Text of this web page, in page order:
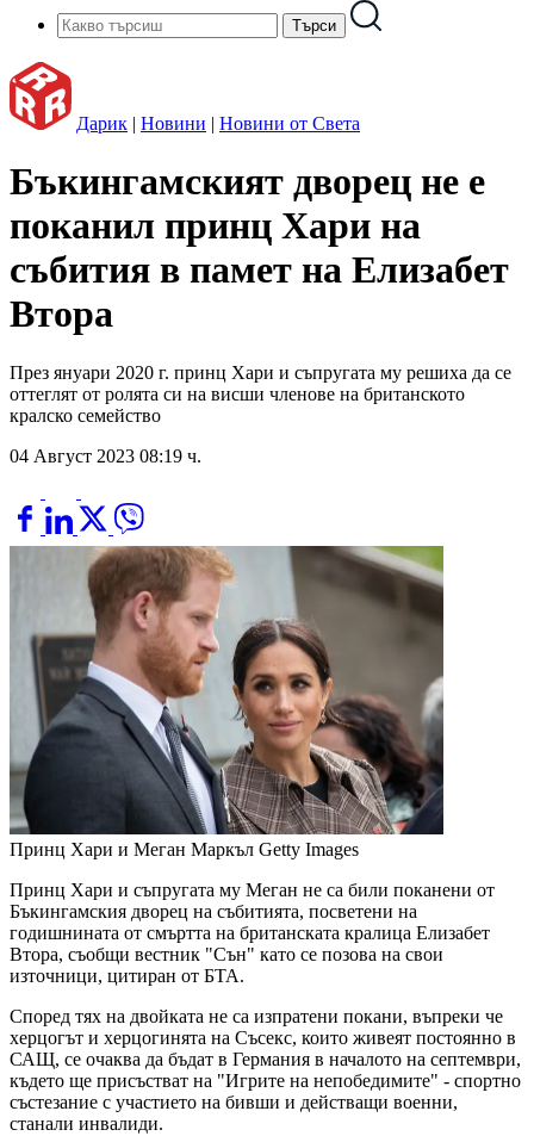
Дарик | Новини | Новини от Света
Бъкингамският дворец не е
поканил принц Хари на
събития в памет на Елизабет
Втора
През януари 2020 г. принц Хари и съпругата му решиха да се
оттеглят от ролята си на висши членове на британското
кралско семейство
04 Август 2023 08:19 ч.
Принц Хари и Меган Маркъл Getty Images
Принц Хари и съпругата му Меган не са били поканени от
Бъкингамския дворец на събитията, посветени на
годишнината от смъртта на британската кралица Елизабет
Втора, съобщи вестник "Сън" като се позова на свои
източници, цитиран от БТА.
Според тях на двойката не са изпратени покани, въпреки че
херцогът и херцогинята на Съсекс, които живеят постоянно в
САЩ, се очаква да бъдат в Германия в началото на септември,
където ще присъстват на "Игрите на непобедимите" - спортно
състезание с участието на бивши и действащи военни,
станали инвалиди.